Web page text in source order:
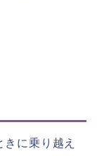
に乗り越え